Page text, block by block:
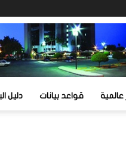
عالمية قواعد بيانات دليل